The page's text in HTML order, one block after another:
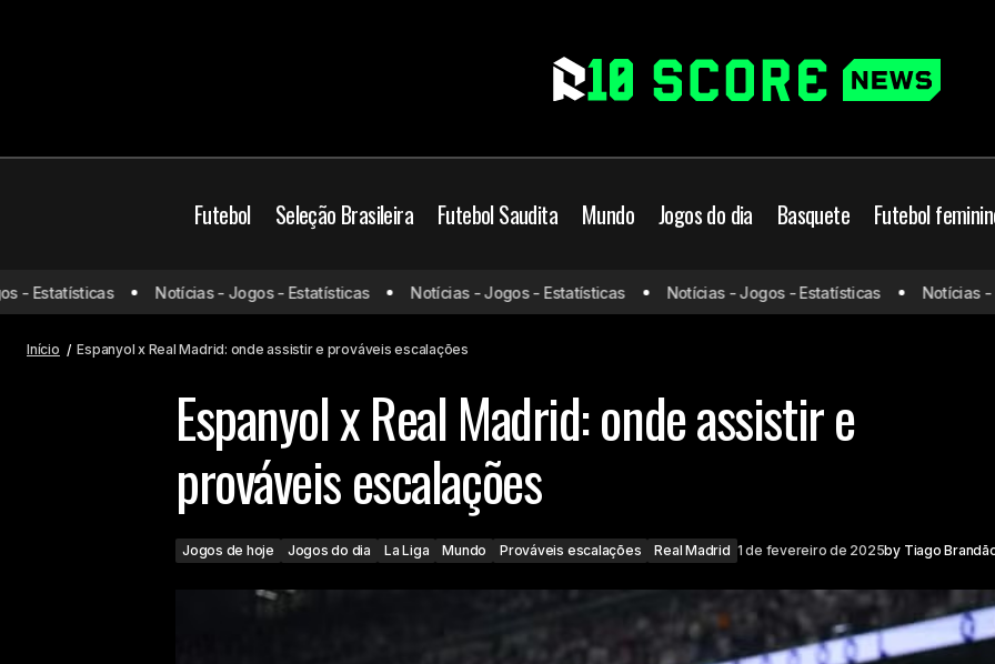
Futebol Seleção Brasileira Futebol Saudita Mundo Jogos do dia Basquete Futebol
Rony vê nova negociação frustrada e
futuro segue indefinido no Palmeiras
Jogos de hoje Jogos do dia La Liga
Mundo
Prováveis escalações
Real Madrid
Espanyol x Real Madrid:
prováveis escalações
Estatísticas Notícias - Jogos - Estatísticas Notícias - Jogos - Estatísticas Notícias - Jogos - Estatísticas Notícias -
Início Espanyol x Real Madrid: onde assistir e prováveis escalações
Espanyol x Real Madrid: onde assistir e
prováveis escalações
Jogos de hoje Jogos do dia La Liga Mundo Prováveis escalações Real Madrid 1 de fevereiro de 2025by Tiago